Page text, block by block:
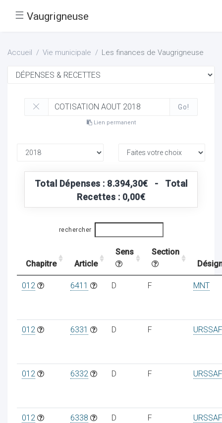
☰ Vaugrigneuse
Accueil Vie municipale Les finances de Vaugrigneuse
Go!
Lien permanent
Total Dépenses : 8.394,30€ - Total
Recettes : 0,00€
rechercher
Chapitre Article
Sens
Section
012 6411 D F MNT
012 6331 D F
012 6332 D F
012 6338 D F